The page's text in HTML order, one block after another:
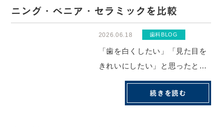
ません。詰め物や被せ物には寿
命があり、劣化や二...
ニング・ベニア・セラミックを比較
2026.06.18 歯科BLOG
「歯を白くしたい」「見た目を
きれいにしたい」と思ったと
き、ホワイトニング・ベニア・
セラミックなどさまざまな選択
続きを読む